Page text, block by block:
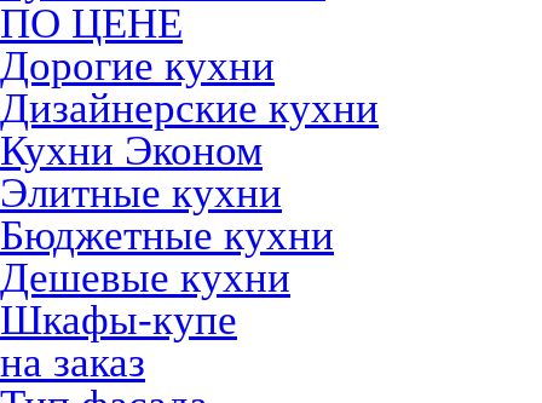
ПО ЦЕНЕ
Дорогие кухни
Дизайнерские кухни
Кухни Эконом
Элитные кухни
Бюджетные кухни
Дешевые кухни
Шкафы-купе
на заказ